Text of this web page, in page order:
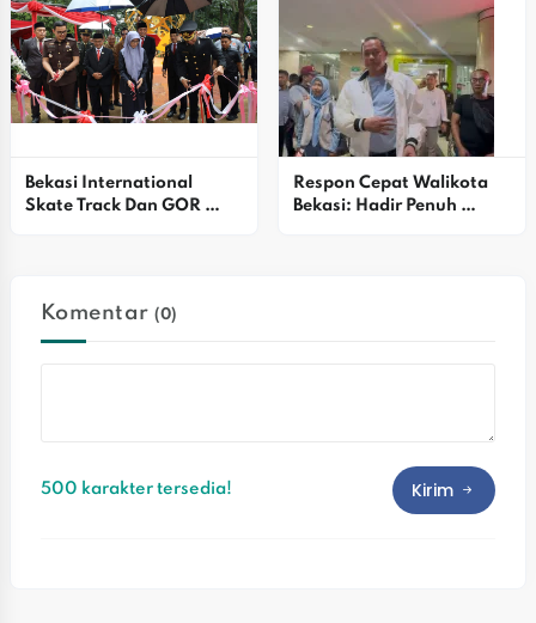
Bekasi International
Skate Track Dan GOR
Respon Cepat Walikota
Bekasi: Hadir Penuh
Komentar(0)
500 karakter tersedia! Kirim